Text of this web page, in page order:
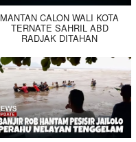
MANTAN CALON WALI KOTA
TERNATE SAHRIL ABD
RADJAK DITAHAN